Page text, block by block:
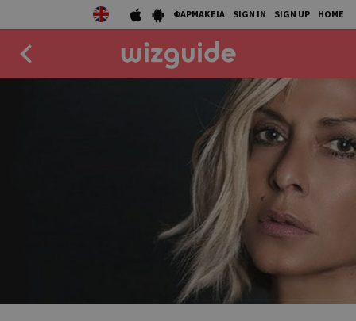
ΦΑΡΜΑΚΕΙΑ SIGN IN SIGN UP HOME